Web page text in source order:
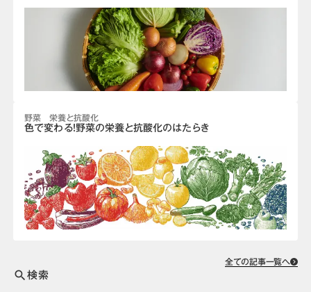
野菜 栄養と抗酸化
色で変わる！野菜の栄養と抗酸化のはたらき
全ての記事一覧へ
search検索